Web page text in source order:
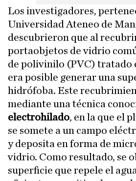
Los investigadores,
Universidad Ateneo de
descubrieron que al
portaobjetos de vidrio
de polivinilo (PVC) tratado
era posible generar una
hidrófoba. Este
mediante una técnica
electrohilado, en la que el
se somete a un campo
y deposita en forma de
vidrio. Como resultado, se
superficie que repele el